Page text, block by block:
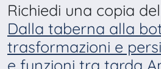
Richiedi una copia
Dalla taberna alla
trasformazioni e
e funzioni tra tarda